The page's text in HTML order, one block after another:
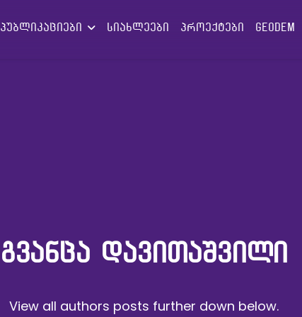
პუბლიკაციები სიახლეები პროექტები GEODEM
ᲒᲕᲐᲜᲪᲐ ᲓᲐᲕᲘᲗᲐᲨᲕᲘᲚᲘ
View all authors posts further down below.